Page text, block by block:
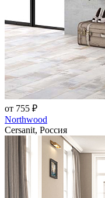
от 755 ₽
Northwood
Cersanit, Россия